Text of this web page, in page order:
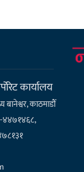
कार्यालय
बानेश्वर, काठमाडौँ
४४७१४६८,